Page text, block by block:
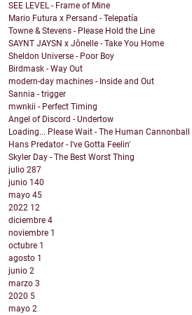
SEE LEVEL - Frame of Mine
Mario Futura x Persand - Telepatía
Towne & Stevens - Please Hold the Line
SAYNT JAYSN x Jônelle - Take You Home
Sheldon Universe - Poor Boy
Birdmask - Way Out
modern-day machines - Inside and Out
Sannia - trigger
mwnkii - Perfect Timing
Angel of Discord - Undertow
Loading... Please Wait - The Human Cannonball
Hans Predator - I've Gotta Feelin'
Skyler Day - The Best Worst Thing
julio 287
junio 140
mayo 45
2022 12
diciembre 4
noviembre 1
octubre 1
agosto 1
junio 2
marzo 3
2020 5
mayo 2